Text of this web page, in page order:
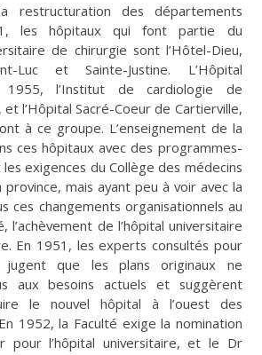
restructuration des départements
les hôpitaux qui font partie du
de chirurgie sont l’Hôtel-Dieu,
Luc et Sainte-Justine. L’Hôpital
1955, l’Institut de cardiologie de
l’Hôpital Sacré-Coeur de Cartierville,
à ce groupe. L’enseignement de la
ces hôpitaux avec des programmes-
exigences du Collège des médecins
mais ayant peu à voir avec la
ces changements organisationnels au
l’achèvement de l’hôpital universitaire
En 1951, les experts consultés pour
que les plans originaux ne
aux besoins actuels et suggèrent
le nouvel hôpital à l’ouest des
1952, la Faculté exige la nomination
pour l’hôpital universitaire, et le Dr